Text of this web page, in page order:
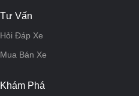
Tư Vấn
Hỏi Đáp Xe
Mua Bán Xe
Khám Phá